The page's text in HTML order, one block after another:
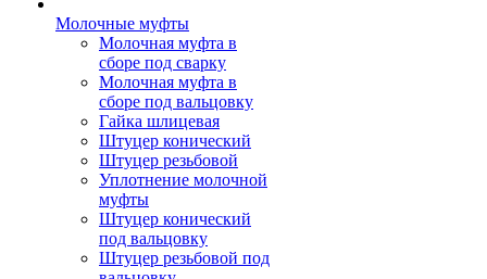
Молочные муфты
Молочная муфта в
сборе под сварку
Молочная муфта в
сборе под вальцовку
Гайка шлицевая
Штуцер конический
Штуцер резьбовой
Уплотнение молочной
муфты
Штуцер конический
под вальцовку
Штуцер резьбовой под